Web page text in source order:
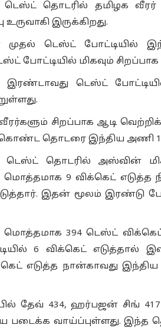
டெஸ்ட் தொடரில் தமிழக
இருக்கிறது.
முதல் டெஸ்ட்
போட்டியில் மிகவும் சிறப்பாக
இரண்டாவது டெஸ்ட்
சிறப்பாக ஆடி
தொடரை இந்திய அணி 1
டெஸ்ட் தொடரில் அஸ்வின்
மொத்தமாக 9 விக்கெட்
இதன் மூலம் இரண்டு
394 டெஸ்ட்
6 விக்கெட் எடுத்தால்
எடுத்த நான்காவது
தேவ் 434, ஹர்பஜன் சிங்
வாய்ப்புள்ளது. இந்த